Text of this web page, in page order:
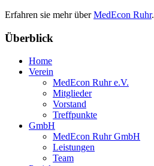
Erfahren sie mehr überMedEcon Ruhr.
Überblick
Home
Verein
MedEcon Ruhr e.V.
Mitglieder
Vorstand
Treffpunkte
GmbH
MedEcon Ruhr GmbH
Leistungen
Team